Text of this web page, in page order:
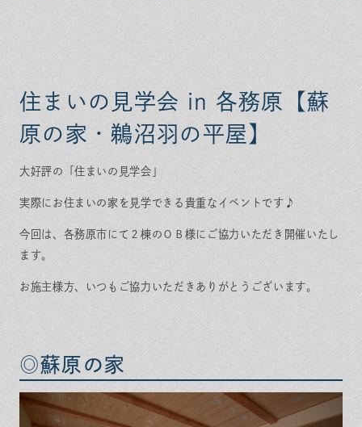
住まいの見学会 in 各務原【蘇
原の家・鵜沼羽の平屋】
大好評の「住まいの見学会」
実際にお住まいの家を見学できる貴重なイベントです♪
今回は、各務原市にて２棟のＯＢ様にご協力いただき開催いたし
ます。
お施主様方、いつもご協力いただきありがとうございます。
◎蘇原の家